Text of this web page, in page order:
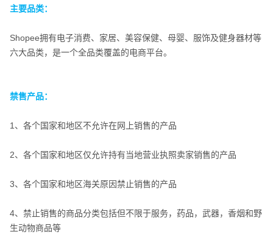
主要品类：
Shopee拥有电子消费、家居、美容保健、母婴、服饰及健身器材等
六大品类，是一个全品类覆盖的电商平台。
禁售产品：
1、各个国家和地区不允许在网上销售的产品
2、各个国家和地区仅允许持有当地营业执照卖家销售的产品
3、各个国家和地区海关原因禁止销售的产品
4、禁止销售的商品分类包括但不限于服务，药品，武器，香烟和野
生动物商品等
主要品类：
禁售产品：